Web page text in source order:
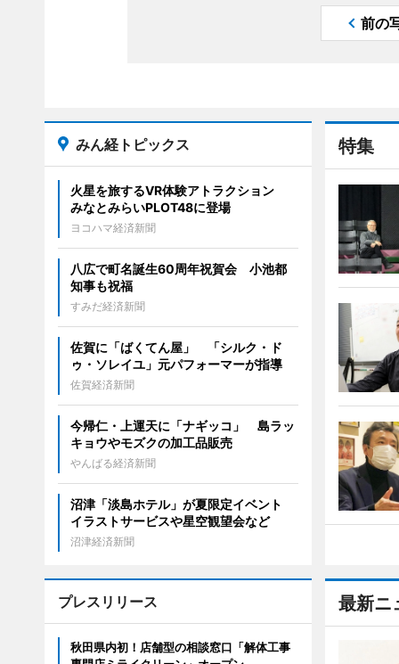
前の
特集
最新ニ
みん経トピックス
火星を旅するVR体験アトラクション
みなとみらいPLOT48に登場
ヨコハマ経済新聞
八広で町名誕生60周年祝賀会 小池都
知事も祝福
すみだ経済新聞
佐賀に「ばくてん屋」 「シルク・ド
ゥ・ソレイユ」元パフォーマーが指導
佐賀経済新聞
今帰仁・上運天に「ナギッコ」 島ラッ
キョウやモズクの加工品販売
やんばる経済新聞
沼津「淡島ホテル」が夏限定イベント
イラストサービスや星空観望会など
沼津経済新聞
プレスリリース
秋田県内初！店舗型の相談窓口「解体工事